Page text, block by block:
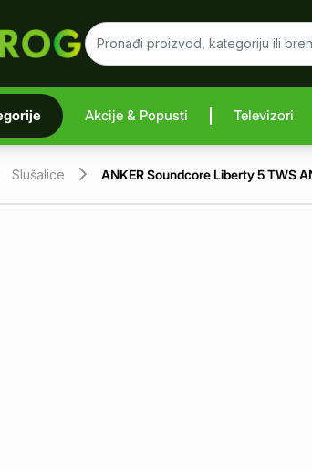
Akcije & Popusti Televizori
Slušalice ANKER Soundcore Liberty 5 TWS